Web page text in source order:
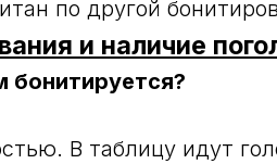
по другой
и наличие
бонитируется?
В таблицу идут